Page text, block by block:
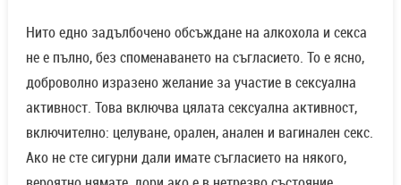
Нито едно задълбочено обсъждане на алкохола и секса
не е пълно, без споменаването на съгласието. То е ясно,
доброволно изразено желание за участие в сексуална
активност. Това включва цялата сексуална активност,
включително: целуване, орален, анален и вагинален секс.
Ако не сте сигурни дали имате съгласието на някого,